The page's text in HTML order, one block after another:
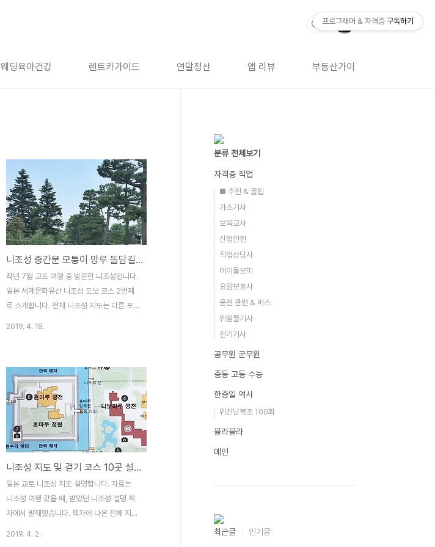
웨딩육아건강 렌트카가이드 연말정산 앱 리뷰 부동산가이드
니조성 중간문 모퉁이 망루 돌담길, 일본 교토 유적
작년 7월 교토 여행 중 방문한 니조성입니다.
일본 세계문화유산 니조성 도보 코스 2번째
로 소개합니다. 전체 니조성 지도는 다른 포
간문 니조성 바깥 해자를 끼고 걷는 도보 코
스는 역사 유적지 탐방보다는 경치 좋은 공원
을 걷는 느낌입니다. 외곽이라 볼만한 건물이
나 유적지는 없고, 잘 만들어진 조경 구경하
기 좋습니다. ◆ 남쪽 중간문 1626년에 지어
진 문으로 쇼군, 천황이 머물던 혼마루 궁전
으로 가려면, 이곳 남문과 서문을 지나야 합
니다. 니조성이라는 유적지 보단 경치 좋은
공원에 온 느낌입니다. ◆ 서남 모퉁이 망루
실제로 망루에 오르..
2019. 4. 18.
니조성 지도 및 걷기 코스 10곳 설명, 동쪽 성문~청류원
일본 교토 니조성 지도 설명합니다. 자료는
니조성 여행 갔을 때, 받았던 니조성 설명 책
자에서 발췌했습니다. 책자에 나온 전체 지도
2019. 4. 2.
분류 전체보기
자격증 직업
■ 추천 & 꿀팁
가스기사
보육교사
산업안전
직업상담사
아이돌보미
요양보호사
운전 관련 & 버스
위험물기사
전기기사
공무원 군무원
중등 고등 수능
한중일 역사
위진남북조 100화
블라블라
메인
최근글 인기글
프로그래머 & 자격증 구독하기